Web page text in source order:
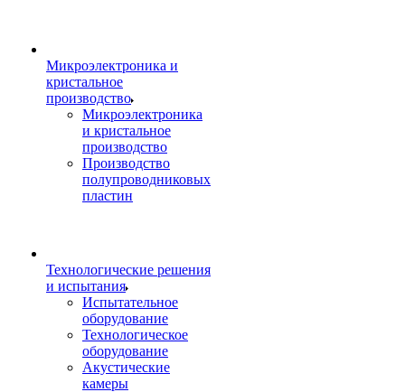
Микроэлектроника и
кристальное
производство
Микроэлектроника
и кристальное
производство
Производство
полупроводниковых
пластин
Технологические решения
и испытания
Испытательное
оборудование
Технологическое
оборудование
Акустические
камеры